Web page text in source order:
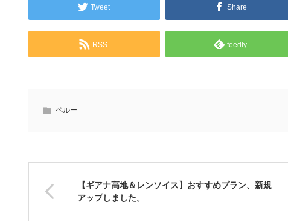
Tweet Share
RSS feedly
ペルー
【ギアナ高地＆レンソイス】おすすめプラン、新規
アップしました。